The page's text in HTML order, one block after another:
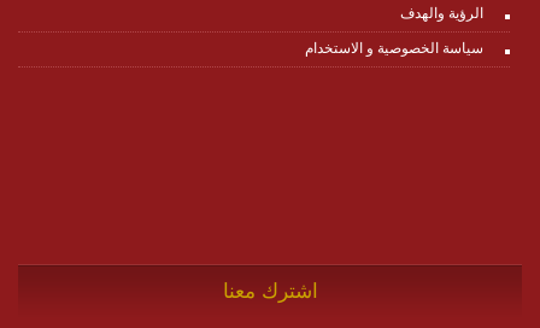
الرؤية والهدف
سياسة الخصوصية و الاستخدام
اشترك معنا